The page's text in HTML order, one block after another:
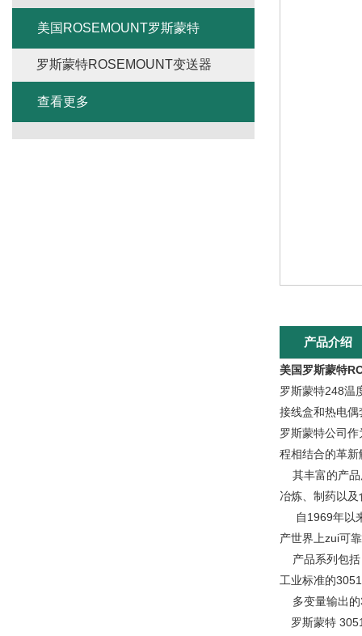
产品介绍
美国罗斯蒙特
罗斯蒙特248温
接线盒和热电
罗斯蒙特公司
程相结合的革
其丰富的产品
冶炼、制药以
自1969年以来
产世界上zui可
产品系列包括
工业标准的
多变量输出的
罗斯蒙特
美国ROSEMOUNT罗斯蒙特
罗斯蒙特ROSEMOUNT变送器
查看更多